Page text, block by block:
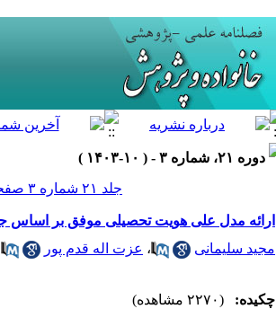
دوره ۲۱، شماره ۳ - ( ۱۰-۱۴۰۳ )
جلد ۲۱ شماره ۳ صفحات ۱۷۸-۱۶۱
ارائه مدل علی هویت تحصیلی موفق بر اساس
مجید سلیمانی
، عزت اله قدم پور
چکیده:
(۲۲۷۰ مشاهده)